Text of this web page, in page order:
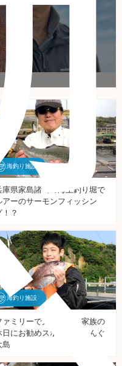
海釣り施設
庫県家島諸島の海上釣り堀で
アーのサーモンフィッシン
！？
海釣り施設
ァミリーで大漁祭り！家族の
日にお勧めスポットうみんぐ
島